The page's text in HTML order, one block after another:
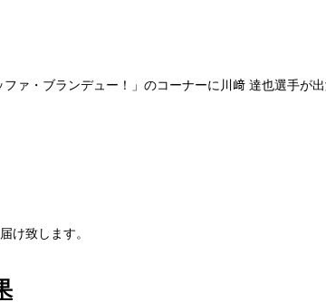
ァ・ブランデュー！」のコーナーに川﨑 達也選手が出
け致します。